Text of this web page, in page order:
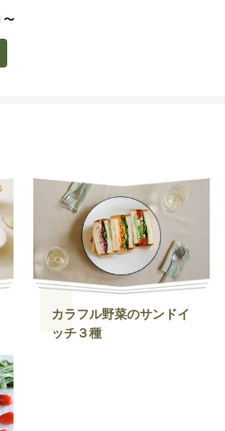
〜
カラフル野菜のサンドイ
ッチ３種